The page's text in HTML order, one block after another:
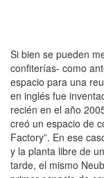
Si bien se pueden
confiterías- como
espacio para una
en inglés fue
recién en el año
creó un espacio de
Factory”. En ese
y la planta libre de
tarde, el mismo